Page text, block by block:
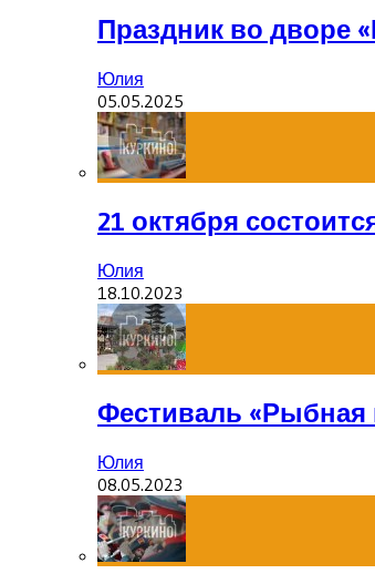
Праздник во дворе
Юлия
05.05.2025
21 октября
Юлия
18.10.2023
Фестиваль «Рыбная
Юлия
08.05.2023